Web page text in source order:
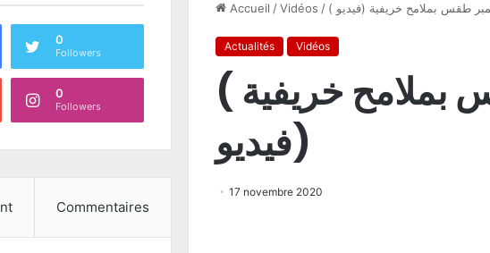
Accueil /Vidéos /
Actualités Vidéos
( اليوم 17 نوفمبر طقس بملامح خريفية
(فيديو
17 novembre 2020
0
Followers
0
Followers
Commentaires